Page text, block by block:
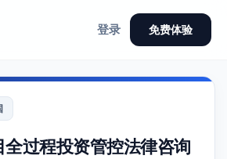
登录 免费体验
过程投资管控法律咨询